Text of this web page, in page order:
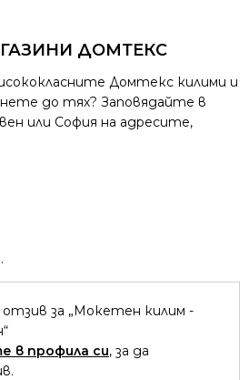
ДОМТЕКС
Домтекс килими и
до тях? Заповядайте в
или София на адресите,
за „Мокетен килим -
в профила си, за да